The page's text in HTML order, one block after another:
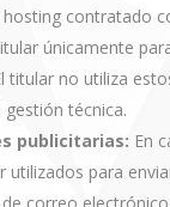
contratado
únicamente
titular no utiliza
técnica.
publicitarias: En
para